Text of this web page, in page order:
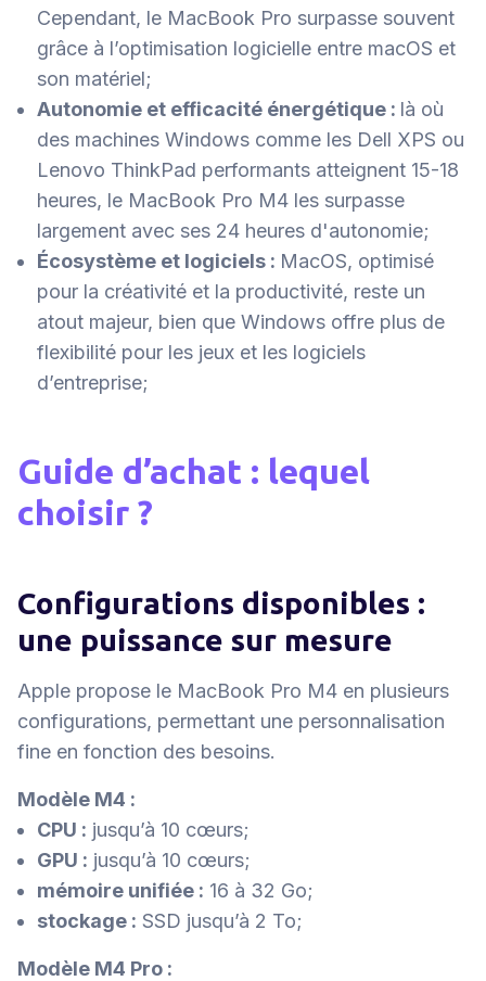
Cependant, le MacBook Pro surpasse souvent
grâce à l’optimisation logicielle entre macOS et
son matériel;
Autonomie et efficacité énergétique : là où
des machines Windows comme les Dell XPS ou
Lenovo ThinkPad performants atteignent 15-18
heures, le MacBook Pro M4 les surpasse
largement avec ses 24 heures d'autonomie;
Écosystème et logiciels : MacOS, optimisé
pour la créativité et la productivité, reste un
atout majeur, bien que Windows offre plus de
flexibilité pour les jeux et les logiciels
d’entreprise;
Guide d’achat : lequel
choisir ?
Configurations disponibles :
une puissance sur mesure
Apple propose le MacBook Pro M4 en plusieurs
configurations, permettant une personnalisation
fine en fonction des besoins.
Modèle M4 :
CPU : jusqu’à 10 cœurs;
GPU : jusqu’à 10 cœurs;
mémoire unifiée : 16 à 32 Go;
stockage : SSD jusqu’à 2 To;
Modèle M4 Pro :